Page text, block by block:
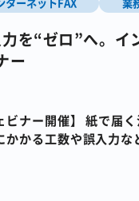
を“ゼロ”へ。イ
ー
ナー開催】​ 紙で届
かる工数や誤入力な